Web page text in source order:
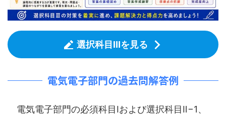
選択科目Ⅲを見る
電気電子部門の過去問解答例
電気電子部門の必須科目Ⅰおよび選択科目Ⅱ−1、